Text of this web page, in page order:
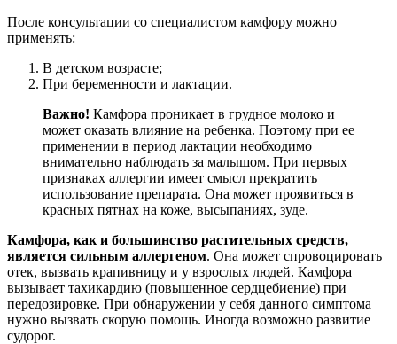
После консультации со специалистом камфору можно
применять:
В детском возрасте;
При беременности и лактации.
Важно! Камфора проникает в грудное молоко и
может оказать влияние на ребенка. Поэтому при ее
применении в период лактации необходимо
внимательно наблюдать за малышом. При первых
признаках аллергии имеет смысл прекратить
использование препарата. Она может проявиться в
красных пятнах на коже, высыпаниях, зуде.
Камфора, как и большинство растительных средств,
является сильным аллергеном. Она может спровоцировать
отек, вызвать крапивницу и у взрослых людей. Камфора
вызывает тахикардию (повышенное сердцебиение) при
передозировке. При обнаружении у себя данного симптома
нужно вызвать скорую помощь. Иногда возможно развитие
судорог.